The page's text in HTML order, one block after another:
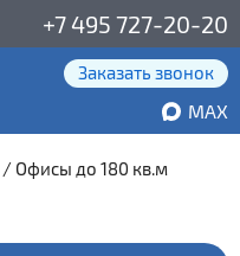
+7 495 727-20-20
Заказать звонок
MAX
/ Офисы до 180 кв.м